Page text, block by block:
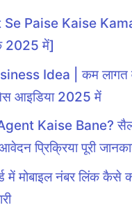
Paise Kaise
2025 में]
Idea | कम लागत
आइडिया 2025 में
Kaise Bane?
प्रिक्रिया पूरी
में मोबाइल नंबर लिंक कैसे